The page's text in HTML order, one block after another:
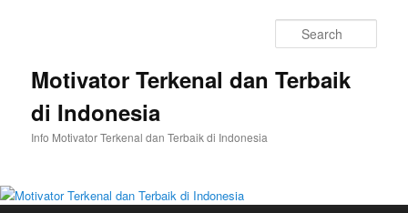
Motivator Terkenal dan Terbaik
di Indonesia
Info Motivator Terkenal dan Terbaik di Indonesia